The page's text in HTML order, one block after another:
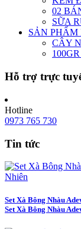
02
SỮA
SẢN
CÂY
Hỗ trợ trực
Hotline
0973 765 730
Tin tức
Set Xà Bông Nhàu
Set Xà Bông Nhàu